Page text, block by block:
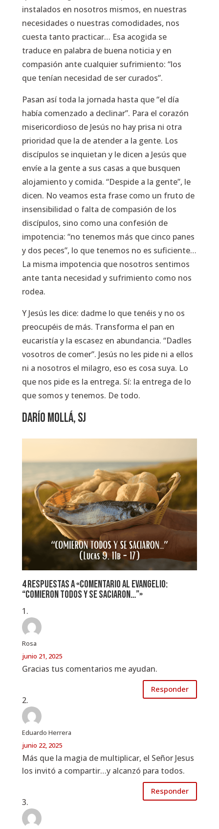
instalados en nosotros mismos, en nuestras
necesidades o nuestras comodidades, nos
cuesta tanto practicar… Esa acogida se
traduce en palabra de buena noticia y en
compasión ante cualquier sufrimiento: “los
que tenían necesidad de ser curados”.
Pasan así toda la jornada hasta que “el día
había comenzado a declinar”. Para el corazón
misericordioso de Jesús no hay prisa ni otra
prioridad que la de atender a la gente. Los
discípulos se inquietan y le dicen a Jesús que
envíe a la gente a sus casas a que busquen
alojamiento y comida. “Despide a la gente”, le
dicen. No veamos esta frase como un fruto de
insensibilidad o falta de compasión de los
discípulos, sino como una confesión de
impotencia: “no tenemos más que cinco panes
y dos peces”, lo que tenemos no es suficiente…
La misma impotencia que nosotros sentimos
ante tanta necesidad y sufrimiento como nos
rodea.
Y Jesús les dice: dadme lo que tenéis y no os
preocupéis de más. Transforma el pan en
eucaristía y la escasez en abundancia. “Dadles
vosotros de comer”. Jesús no les pide ni a ellos
ni a nosotros el milagro, eso es cosa suya. Lo
que nos pide es la entrega. Sí: la entrega de lo
que somos y tenemos. De todo.
DARÍO MOLLÁ, SJ
4 respuestas a «Comentario al Evangelio:
“Comieron todos y se saciaron…”»
Rosa
junio 21, 2025
Gracias tus comentarios me ayudan.
Responder
Eduardo Herrera
junio 22, 2025
Más que la magia de multiplicar, el Señor Jesus
los invitó a compartir…y alcanzó para todos.
Responder